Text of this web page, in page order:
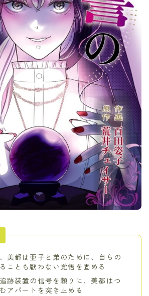
美都は亜子と弟のために、自らの
ことも厭わない覚悟を固める
跡装置の信号を頼りに、美都はつ
アパートを突き止める